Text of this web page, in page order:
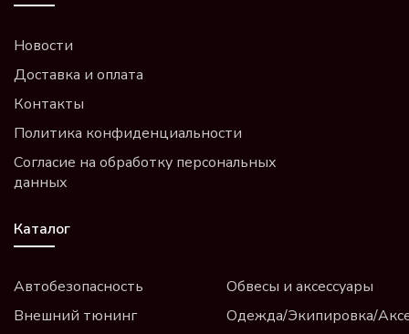
Новости
Доставка и оплата
Контакты
Политика конфиденциальности
Согласие на обработку персональных
данных
Каталог
Автобезопасность
Внешний тюнинг
Обвесы и аксессуары
Одежда/Экипировка/